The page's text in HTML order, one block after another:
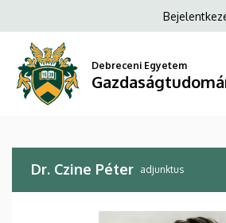
Czine
Péter
Kar
a
tartalomra
Anonim
fiók
menüje
Debreceni Egyetem
Dr. Czine Péter adjunktus